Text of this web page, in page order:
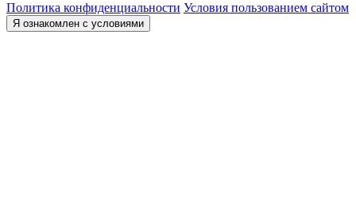
Политика конфиденциальности Условия пользованием сайтом
Я ознакомлен с условиями